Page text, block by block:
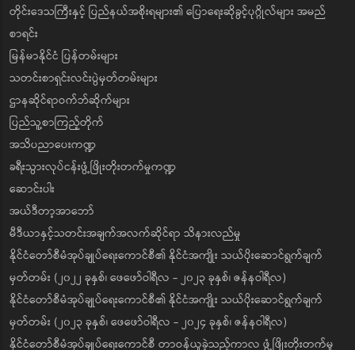
တိုင်းဒေသကြီးနှင့် ပြည်နယ်အစိုးရများ၏ ပြောရေးဆိုခွင့်ပုဂ္ဂိုလ်များ အမည်
စာရင်း
မြန်မာနိုင်ငံ ပြန်တမ်းများ
သတင်းစာရှင်းလင်းပွဲမှတ်တမ်းများ
ဌာနဆိုင်ရာဝက်ဘ်ဆိုက်များ
ပြည်သူ့စာကြည့်တိုက်
အသိပညာပေးကဏ္ဍ
ခရီးသွားလုပ်ငန်းဖွံ့ဖြိုးတိုးတက်မှုကဏ္ဍ
ဆောင်းပါး
အယ်ဒီတာ့အာဘော်
မီဒီယာနှင့်သတင်းအချက်အလက်ဆိုင်ရာ သိနားလည်မှု
နိုင်ငံတော်စီမံအုပ်ချုပ်ရေးကောင်စီ၏ နိုင်ငံအကျိုး သယ်ပိုးဆောင်ရွက်ချက်
မှတ်တမ်း (၂၀၂၂ ခုနှစ်၊ ဖေဖော်ဝါရီလ - ၂၀၂၃ ခုနှစ်၊ ဇန်နဝါရီလ)
နိုင်ငံတော်စီမံအုပ်ချုပ်ရေးကောင်စီ၏ နိုင်ငံအကျိုး သယ်ပိုးဆောင်ရွက်ချက်
မှတ်တမ်း (၂၀၂၃ ခုနှစ်၊ ဖေဖော်ဝါရီလ - ၂၀၂၄ ခုနှစ်၊ ဇန်နဝါရီလ)
နိုင်ငံတော်စီမံအုပ်ချုပ်ရေးကောင်စီ တာဝန်ယူခဲ့သည့်ကာလ ဖွံ့ဖြိုးတိုးတက်မှု